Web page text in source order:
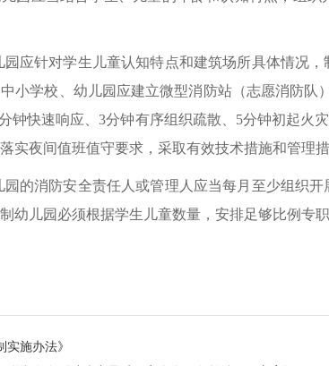
园应针对学生儿童认知特点和建筑场所具体情况
小学校、幼儿园应建立微型消防站（志愿消防
钟快速响应、3分钟有序组织疏散、5分钟初起
实夜间值班值守要求，采取有效技术措施和管理
园的消防安全责任人或管理人应当每月至少组织
幼儿园必须根据学生儿童数量，安排足够比例专
实施办法》